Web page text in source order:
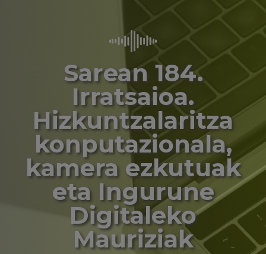
Sarean 184.
Irratsaioa.
Hizkuntzalaritza
konputazionala,
kamera ezkutuak
eta Ingurune
Digitaleko
Mauriziak